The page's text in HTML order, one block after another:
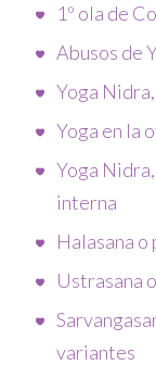
1º ola de
Abusos de
Yoga
Yoga en la
Yoga
interna
Halasana
Ustrasana
variantes